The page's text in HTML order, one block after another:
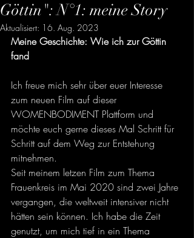
Göttin": N°1: meine Story
Aktualisiert: 16. Aug. 2023
Meine Geschichte: Wie ich zur Göttin
fand
Ich freue mich sehr über euer Interesse
zum neuen Film auf dieser
WOMENBODIMENT Plattform und
möchte euch gerne dieses Mal Schritt für
Schritt auf dem Weg zur Entstehung
mitnehmen.
Seit meinem letzen Film zum Thema
Frauenkreis im Mai 2020 sind zwei Jahre
vergangen, die weltweit intensiver nicht
hätten sein können. Ich habe die Zeit
genutzt, um mich tief in ein Thema